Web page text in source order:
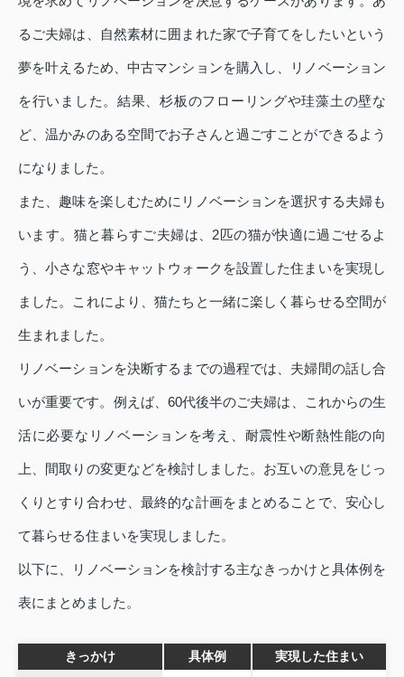
るご夫婦は、自然素材に囲まれた家で子育てをしたいという
夢を叶えるため、中古マンションを購入し、リノベーション
を行いました。結果、杉板のフローリングや珪藻土の壁な
ど、温かみのある空間でお子さんと過ごすことができるよう
になりました。
また、趣味を楽しむためにリノベーションを選択する夫婦も
います。猫と暮らすご夫婦は、2匹の猫が快適に過ごせるよ
う、小さな窓やキャットウォークを設置した住まいを実現し
ました。これにより、猫たちと一緒に楽しく暮らせる空間が
生まれました。
リノベーションを決断するまでの過程では、夫婦間の話し合
いが重要です。例えば、60代後半のご夫婦は、これからの生
活に必要なリノベーションを考え、耐震性や断熱性能の向
上、間取りの変更などを検討しました。お互いの意見をじっ
くりとすり合わせ、最終的な計画をまとめることで、安心し
て暮らせる住まいを実現しました。
以下に、リノベーションを検討する主なきっかけと具体例を
表にまとめました。
きっかけ 具体例 実現した住まい